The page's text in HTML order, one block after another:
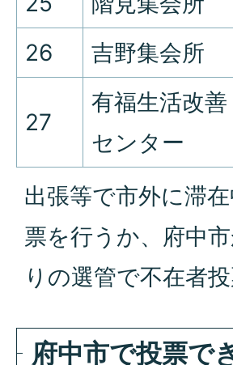
26
吉野集会所
27
有福生活改善
センター
出張等で市外に滞
票を行うか、府中
りの選管で不在者
府中市で投票で